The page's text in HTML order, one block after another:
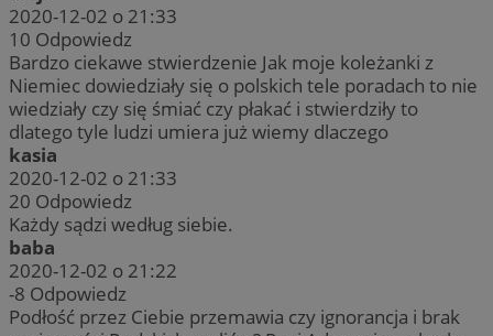
2020-12-02 o 21:33
10 Odpowiedz
Bardzo ciekawe stwierdzenie Jak moje koleżanki z
Niemiec dowiedziały się o polskich tele poradach to nie
wiedziały czy się śmiać czy płakać i stwierdziły to
dlatego tyle ludzi umiera już wiemy dlaczego
kasia
2020-12-02 o 21:33
20 Odpowiedz
Każdy sądzi według siebie.
baba
2020-12-02 o 21:22
-8 Odpowiedz
Podłość przez Ciebie przemawia czy ignorancja i brak